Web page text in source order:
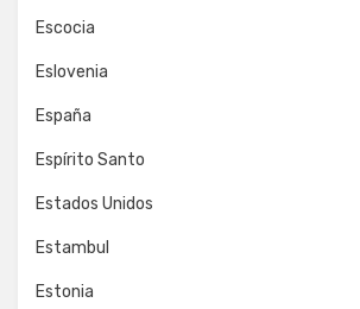
Escocia
Eslovenia
España
Espírito Santo
Estados Unidos
Estambul
Estonia